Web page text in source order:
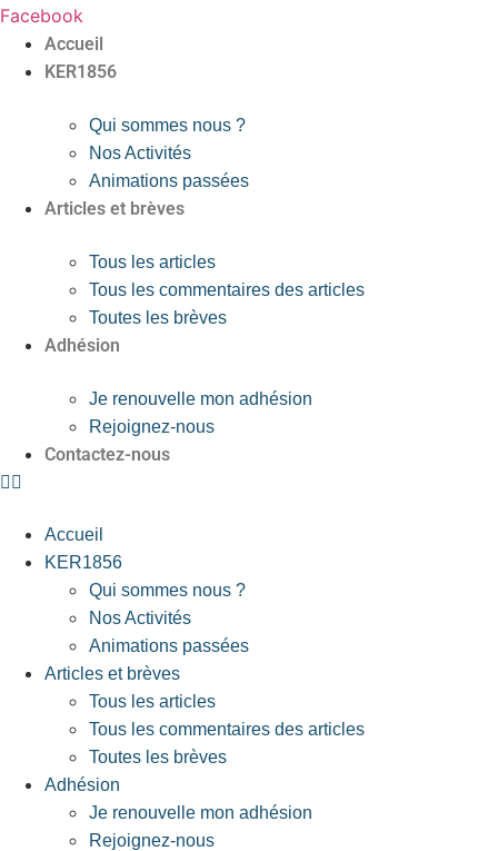
Facebook
Accueil
KER1856
Qui sommes nous ?
Nos Activités
Animations passées
Articles et brèves
Tous les articles
Tous les commentaires des articles
Toutes les brèves
Adhésion
Je renouvelle mon adhésion
Rejoignez-nous
Contactez-nous
Accueil
KER1856
Qui sommes nous ?
Nos Activités
Animations passées
Articles et brèves
Tous les articles
Tous les commentaires des articles
Toutes les brèves
Adhésion
Je renouvelle mon adhésion
Rejoignez-nous